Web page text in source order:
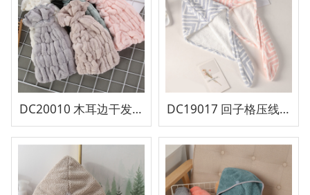
DC20010 木耳边干发帽 DC19017 回子格压线三角干发帽70g 23x60cm